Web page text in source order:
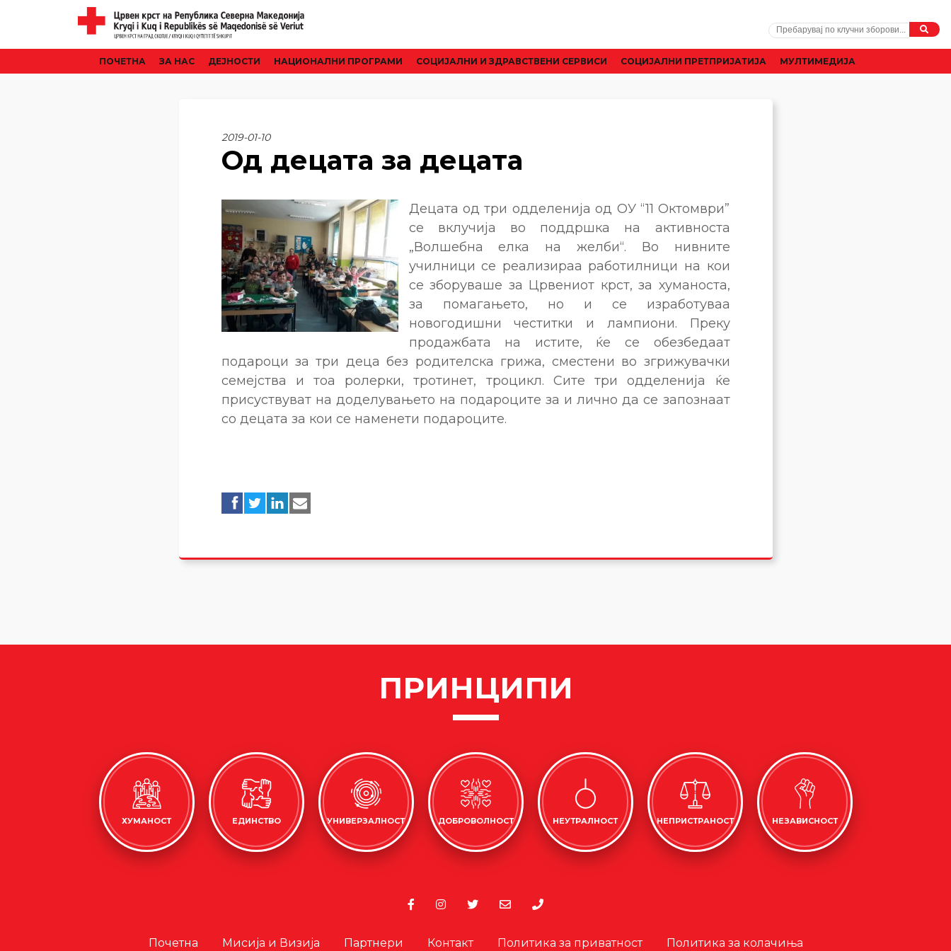
ПОЧЕТНА ЗА НАС ДЕЈНОСТИ НАЦИОНАЛНИ ПРОГРАМИ CОЦИЈАЛНИ И ЗДРАВСТВЕНИ СЕРВИСИ СОЦИЈАЛНИ ПРЕТПРИЈАТИЈА МУЛТИМЕДИЈА
2019-01-10
Од децата за децата
Децата од три одделенија од ОУ “11 Октомври”
се вклучија во поддршка на активноста
„Волшебна елка на желби“. Во нивните
училници се реализираа работилници на кои
се зборуваше за Црвениот крст, за хуманоста,
за помагањето, но и се изработуваа
новогодишни честитки и лампиони. Преку
продажбата на истите, ќе се обезбедаат
подароци за три деца без родителска грижа, сместени во згрижувачки
семејства и тоа ролерки, тротинет, троцикл. Сите три одделенија ќе
присуствуват на доделувањето на подароците за и лично да се запознаат
со децата за кои се наменети подароците.
ПРИНЦИПИ
ХУМАНОСТ ЕДИНСТВО УНИВЕРЗАЛНОСТ ДОБРОВОЛНОСТ НЕУТРАЛНОСТ НЕПРИСТРАНОСТ НЕЗАВИСНОСТ
Почетна Мисија и Визија Партнери Контакт Политика за приватност Политика за колачиња